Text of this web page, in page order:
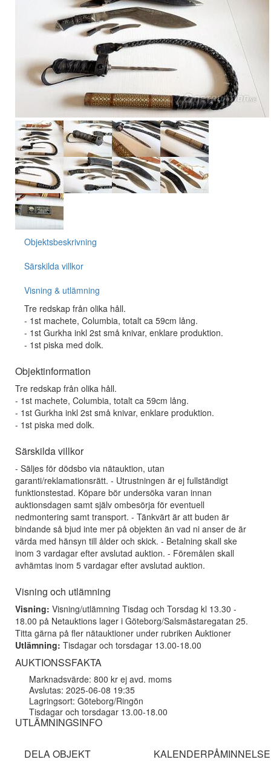
Objektsbeskrivning
Särskilda villkor
Visning & utlämning
Tre redskap från olika håll.
- 1st machete, Columbia, totalt ca 59cm lång.
- 1st Gurkha inkl 2st små knivar, enklare produktion.
- 1st piska med dolk.
Objektinformation
Tre redskap från olika håll.
- 1st machete, Columbia, totalt ca 59cm lång.
- 1st Gurkha inkl 2st små knivar, enklare produktion.
- 1st piska med dolk.
Särskilda villkor
- Säljes för dödsbo via nätauktion, utan
garanti/reklamationsrätt. - Utrustningen är ej fullständigt
funktionstestad. Köpare bör undersöka varan innan
auktionsdagen samt själv ombesörja för eventuell
nedmontering samt transport. - Tänkvärt är att buden är
bindande så bjud inte mer på objekten än vad ni anser de är
värda med hänsyn till ålder och skick. - Betalning skall ske
inom 3 vardagar efter avslutad auktion. - Föremålen skall
avhämtas inom 5 vardagar efter avslutad auktion.
Visning och utlämning
Visning: Visning/utlämning Tisdag och Torsdag kl 13.30 -
18.00 på Netauktions lager i Göteborg/Salsmästaregatan 25.
Titta gärna på fler nätauktioner under rubriken Auktioner
Utlämning: Tisdagar och torsdagar 13.00-18.00
AUKTIONSSFAKTA
Marknadsvärde: 800 kr ej avd. moms
Avslutas: 2025-06-08 19:35
Lagringsort: Göteborg/Ringön
Tisdagar och torsdagar 13.00-18.00
UTLÄMNINGSINFO
DELA OBJEKT KALENDERPÅMINNELSE